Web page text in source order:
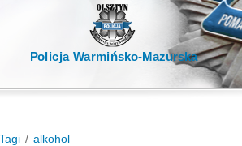
Policja Warmińsko-Mazurska
Tagi alkohol